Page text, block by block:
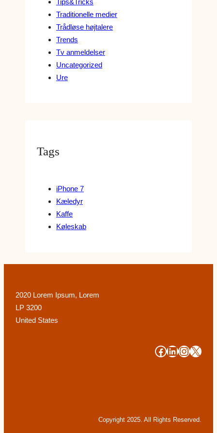
Traditionelle medier
Trådløse højtalere
Trends
Tv anmeldelser
Uncategorized
Ure
Tags
iPhone 7
Kæledyr
Kaffe
Køleskab
2020 Lorem Ipsum, Lorem
LP 3200
United States
# # # #
Copyright 2025. All Rights Reserved.